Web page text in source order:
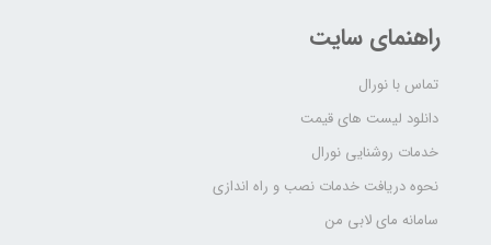
راهنمای سایت
تماس با نورال
دانلود لیست های قیمت
خدمات روشنایی نورال
نحوه دریافت خدمات نصب و راه اندازی
سامانه مای لابی من